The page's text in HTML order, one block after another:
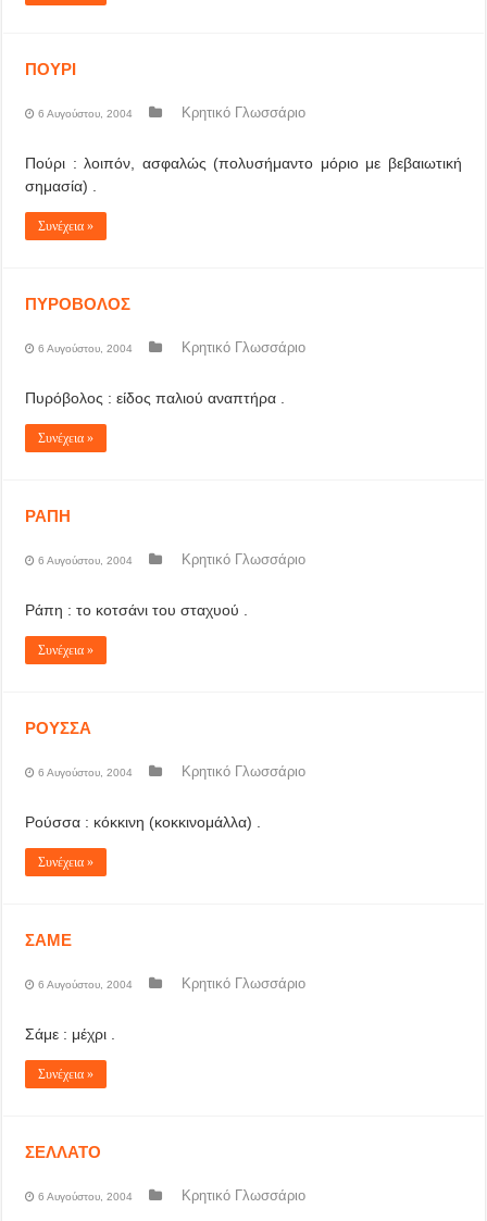
ΠΟΥΡΙ
6 Αυγούστου, 2004 Κρητικό Γλωσσάριο
Πούρι : λοιπόν, ασφαλώς (πολυσήμαντο μόριο με βεβαιωτική
σημασία) .
Συνέχεια »
ΠΥΡΟΒΟΛΟΣ
6 Αυγούστου, 2004 Κρητικό Γλωσσάριο
Πυρόβολος : είδος παλιού αναπτήρα .
Συνέχεια »
ΡΑΠΗ
6 Αυγούστου, 2004 Κρητικό Γλωσσάριο
Ράπη : το κοτσάνι του σταχυού .
Συνέχεια »
ΡΟΥΣΣΑ
6 Αυγούστου, 2004 Κρητικό Γλωσσάριο
Ρούσσα : κόκκινη (κοκκινομάλλα) .
Συνέχεια »
ΣΑΜΕ
6 Αυγούστου, 2004 Κρητικό Γλωσσάριο
Σάμε : μέχρι .
Συνέχεια »
ΣΕΛΛΑΤΟ
6 Αυγούστου, 2004 Κρητικό Γλωσσάριο